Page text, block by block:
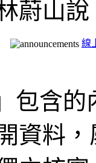
蔚山
線
包含
資料